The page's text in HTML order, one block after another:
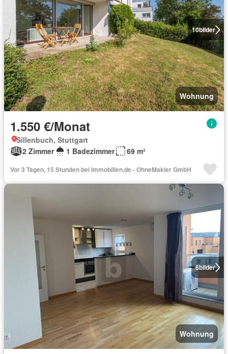
10bilder
Wohnung
1.550 €/Monat
Sillenbuch, Stuttgart
2 Zimmer
1 Badezimmer 69 m²
Vor 3 Tagen, 15 Stunden bei Immobilien.de - OhneMakler GmbH
6bilder
Wohnung